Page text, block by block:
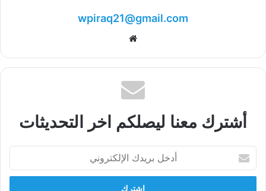
wpiraq21@gmail.com
أشترك معنا ليصلكم اخر التحديثات
بريدك
الإلكتروني